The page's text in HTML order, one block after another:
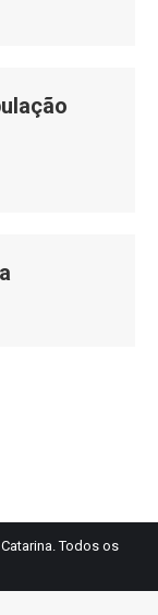
Todos os